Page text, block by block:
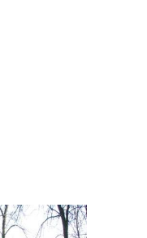
Наземный погреб